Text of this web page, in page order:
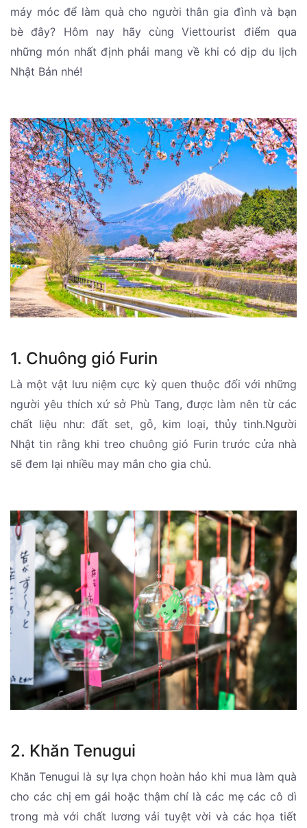
máy móc để làm quà cho người thân gia đình và bạn
bè đây? Hôm nay hãy cùng Viettourist điểm qua
những món nhất định phải mang về khi có dịp du lịch
Nhật Bản nhé!
1. Chuông gió Furin
Là một vật lưu niệm cực kỳ quen thuộc đối với những
người yêu thích xứ sở Phù Tang, được làm nên từ các
chất liệu như: đất set, gỗ, kim loại, thủy tinh.Người
Nhật tin rằng khi treo chuông gió Furin trước cửa nhà
sẽ đem lại nhiều may mắn cho gia chủ.
2. Khăn Tenugui
Khăn Tenugui là sự lựa chọn hoàn hảo khi mua làm quà
cho các chị em gái hoặc thậm chí là các mẹ các cô dì
trong mà với chất lương vải tuyệt vời và các họa tiết